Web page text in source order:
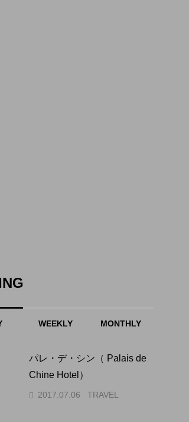
WEEKLY MONTHLY
パレ・デ・シン（ Palais de
Chine Hotel）
2017.07.06 TRAVEL